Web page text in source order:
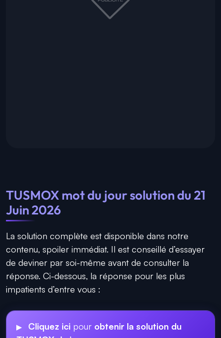
TUSMOX mot du jour solution du 21
Juin 2026
La solution complète est disponible dans notre
contenu, spoiler immédiat. Il est conseillé d’essayer
de deviner par soi-même avant de consulter la
réponse. Ci-dessous, la réponse pour les plus
impatients d’entre vous :
Cliquez ici pour obtenir la solution du